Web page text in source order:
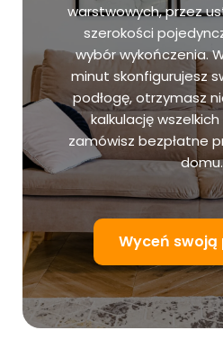
warstwowych, przez
szerokości
wybór wykończenia.
minut skonfigurujesz
podłogę, otrzymasz
kalkulację
zamówisz bezpłatne
domu.
Wyceń swoją